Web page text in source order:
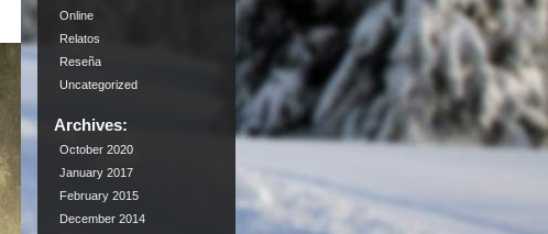
Online
Relatos
Reseña
Uncategorized
Archives:
October 2020
January 2017
February 2015
December 2014